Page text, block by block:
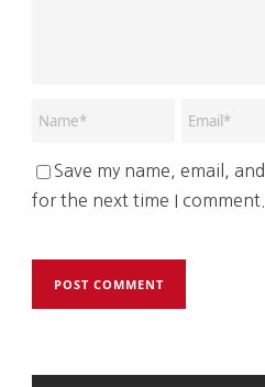
Save my name, email,
for the next time I comment.